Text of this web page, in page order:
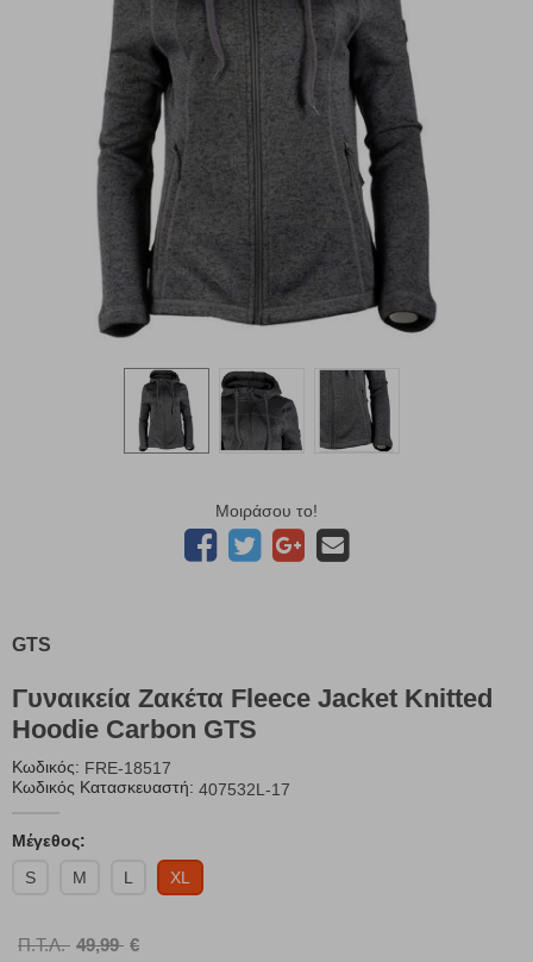
Μοιράσου το!
GTS
Γυναικεία Ζακέτα Fleece Jacket Knitted
Hoodie Carbon GTS
Κωδικός: FRE-18517
Κωδικός Κατασκευαστή: 407532L-17
Μέγεθος:
S
M L XL
Π.Τ.Λ. 49,99 €